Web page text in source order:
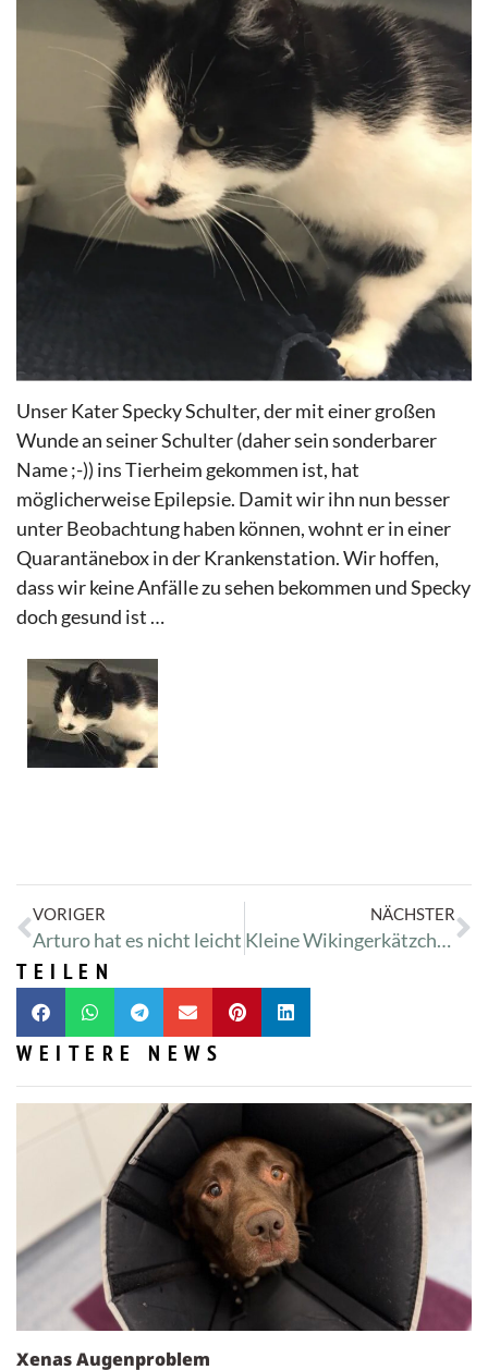
Unser Kater Specky Schulter, der mit einer großen
Wunde an seiner Schulter (daher sein sonderbarer
Name ;-)) ins Tierheim gekommen ist, hat
möglicherweise Epilepsie. Damit wir ihn nun besser
unter Beobachtung haben können, wohnt er in einer
Quarantänebox in der Krankenstation. Wir hoffen,
dass wir keine Anfälle zu sehen bekommen und Specky
doch gesund ist …
VORIGER
Arturo hat es nicht leicht
NÄCHSTER
Kleine Wikingerkätzchen in desolatem Zustand
TEILEN
WEITERE NEWS
Xenas Augenproblem